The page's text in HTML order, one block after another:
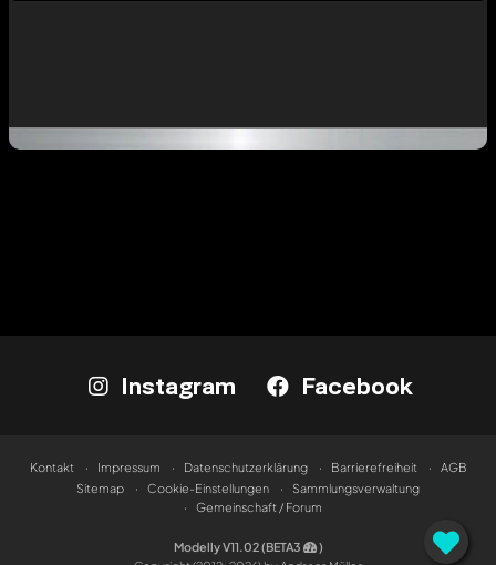
Instagram Facebook
Kontakt Impressum Datenschutzerklärung Barrierefreiheit
AGB
Sitemap
Cookie-Einstellungen
Sammlungsverwaltung
Gemeinschaft / Forum
Modelly V11.02 (BETA3
)